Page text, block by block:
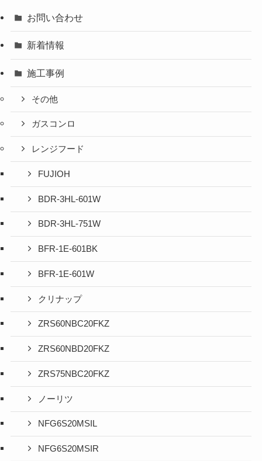
お問い合わせ
新着情報
施工事例
その他
ガスコンロ
レンジフード
FUJIOH
BDR-3HL-601W
BDR-3HL-751W
BFR-1E-601BK
BFR-1E-601W
クリナップ
ZRS60NBC20FKZ
ZRS60NBD20FKZ
ZRS75NBC20FKZ
ノーリツ
NFG6S20MSIL
NFG6S20MSIR